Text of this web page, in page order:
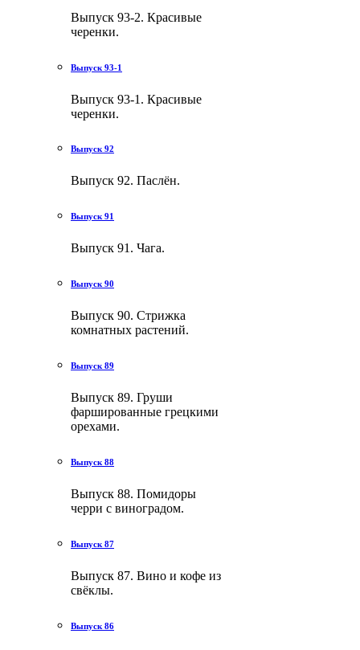
Выпуск 93-2. Красивые
черенки.
Выпуск 93-1
Выпуск 93-1. Красивые
черенки.
Выпуск 92
Выпуск 92. Паслён.
Выпуск 91
Выпуск 91. Чага.
Выпуск 90
Выпуск 90. Стрижка
комнатных растений.
Выпуск 89
Выпуск 89. Груши
фаршированные грецкими
орехами.
Выпуск 88
Выпуск 88. Помидоры
черри с виноградом.
Выпуск 87
Выпуск 87. Вино и кофе из
свёклы.
Выпуск 86